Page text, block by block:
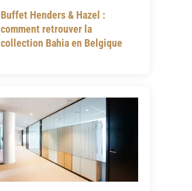
Buffet Henders & Hazel :
comment retrouver la
collection Bahia en Belgique